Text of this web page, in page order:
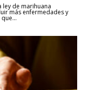
ley de marihuana
más enfermedades y